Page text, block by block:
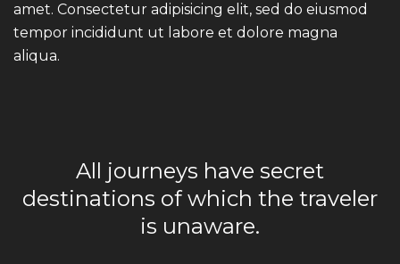
amet. Consectetur adipisicing elit, sed do eiusmod
tempor incididunt ut labore et dolore magna
aliqua.
All journeys have secret
destinations of which the traveler
is unaware.